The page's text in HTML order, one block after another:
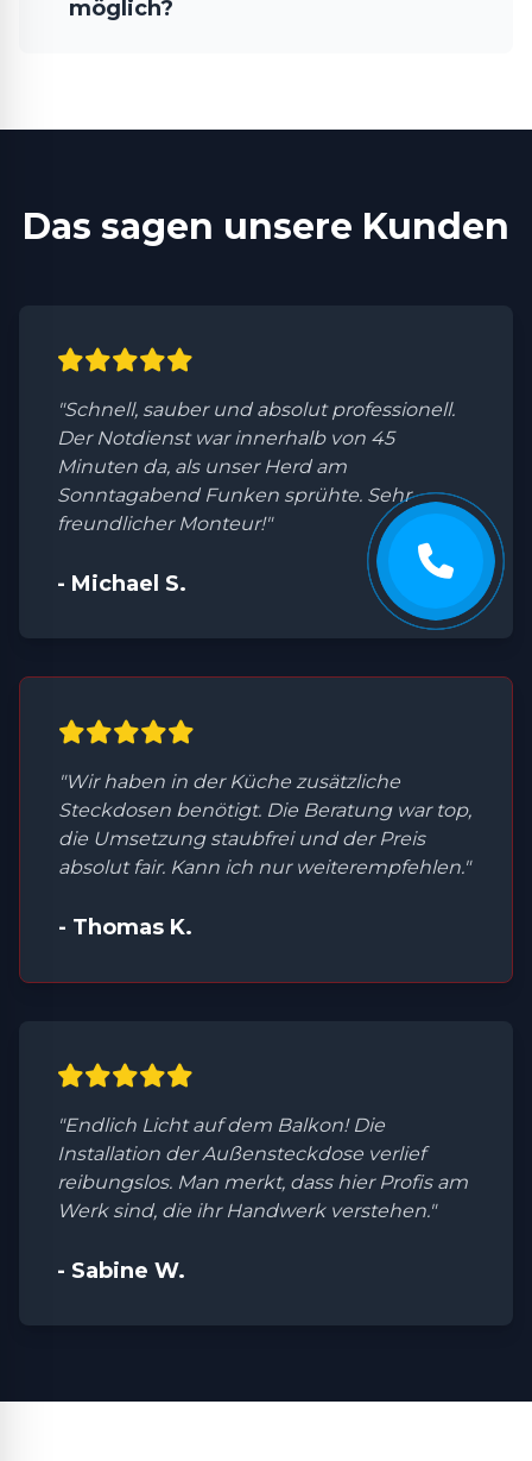
möglich?
Das sagen unsere Kunden
"Schnell, sauber und absolut professionell.
Der Notdienst war innerhalb von 45
Minuten da, als unser Herd am
Sonntagabend Funken sprühte. Sehr
freundlicher Monteur!"
- Michael S.
"Wir haben in der Küche zusätzliche
Steckdosen benötigt. Die Beratung war top,
die Umsetzung staubfrei und der Preis
absolut fair. Kann ich nur weiterempfehlen."
- Thomas K.
"Endlich Licht auf dem Balkon! Die
Installation der Außensteckdose verlief
reibungslos. Man merkt, dass hier Profis am
Werk sind, die ihr Handwerk verstehen."
- Sabine W.